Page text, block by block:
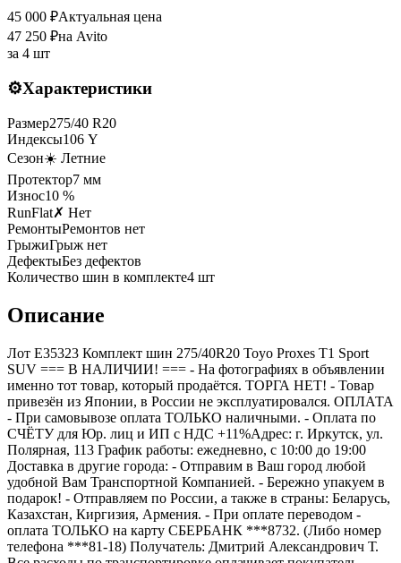
45 000 ₽Актуальная цена
47 250 ₽на Avito
за 4 шт
⚙️Характеристики
Размер275/40 R20
Индексы106 Y
Сезон☀️ Летние
Протектор7 мм
Износ10 %
RunFlat✗ Нет
РемонтыРемонтов нет
ГрыжиГрыж нет
ДефектыБез дефектов
Количество шин в комплекте4 шт
Описание
Лот E35323 Комплект шин 275/40R20 Toyo Proxes T1 Sport
SUV === B НАЛИЧИИ! === - На фотографиях в объявлении
именно тот товар, который продаётся. ТОРГА НЕТ! - Товар
привезён из Японии, в России не эксплуатировался. ОПЛАТА
- При самовывозе оплата ТОЛЬКО наличными. - Оплата по
СЧЁТУ для Юр. лиц и ИП с НДС +11%Адрес: г. Иркутск, ул.
Полярная, 113 График работы: ежедневно, с 10:00 до 19:00
Доставка в другие города: - Отправим в Ваш город любой
удобной Вам Транспортной Компанией. - Бережно упакуем в
подарок! - Отправляем по России, а также в страны: Беларусь,
Казахстан, Киргизия, Армения. - При оплате переводом -
оплата ТОЛЬКО на карту СБЕРБАНК ***8732. (Либо номер
телефона ***81-18) Получатель: Дмитрий Александрович Т.